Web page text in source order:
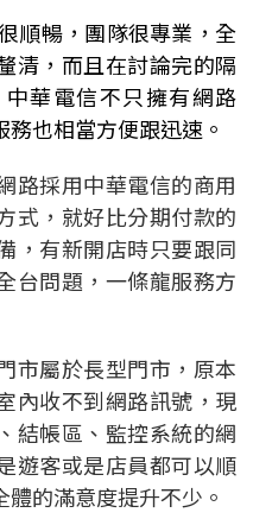
順暢，團隊很專業，全
清，而且在討論完的隔
華電信不只擁有網路
也相當方便跟迅速。
路採用中華電信的商用
式，就好比分期付款的
，有新開店時只要跟同
台問題，一條龍服務方
市屬於長型門市，原本
內收不到網路訊號，現
結帳區、監控系統的網
遊客或是店員都可以順
的滿意度提升不少。